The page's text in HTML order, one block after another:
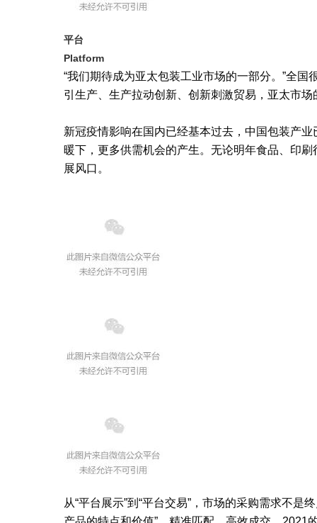
平台
Platform
“我们期待成为亚太包装工业市场的一部分。”全
引生产、生产拉动创新、创新刺激贸易，亚太市
新冠疫情影响在国内已经基本过去，中国包装产
暖下，更多供需机会的产生。无论明年食品、印
展风口。
从“平台展示”到“平台交易”，市场的采购需求不